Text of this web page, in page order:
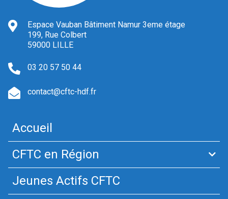
Espace Vauban Bâtiment Namur 3eme étage
199, Rue Colbert
59000 LILLE
03 20 57 50 44
contact@cftc-hdf.fr
Accueil
CFTC en Région
Jeunes Actifs CFTC